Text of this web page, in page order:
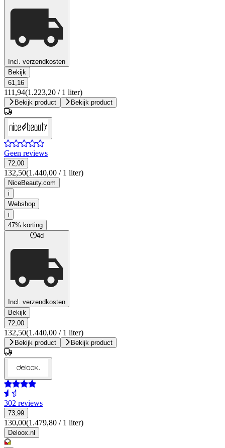
Incl. verzendkosten
Bekijk
61,16
111,94(1.223,20 / 1 liter)
Bekijk product Bekijk product
Geen reviews
72,00
132,50(1.440,00 / 1 liter)
NiceBeauty.com
i
Webshop
i
47% korting
4d
Incl. verzendkosten
Bekijk
72,00
132,50(1.440,00 / 1 liter)
Bekijk product Bekijk product
302 reviews
73,99
130,00(1.479,80 / 1 liter)
Deloox.nl